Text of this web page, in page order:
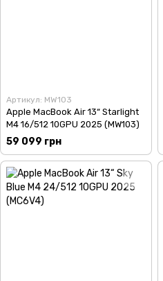
Артикул: MW103
Apple MacBook Air 13“ Starlight
M4 16/512 10GPU 2025 (MW103)
59 099 грн